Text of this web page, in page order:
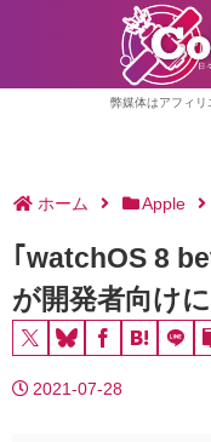
弊媒体はアフィ
ホーム Apple
｢watchOS 8
が開発者向け
2021-07-28